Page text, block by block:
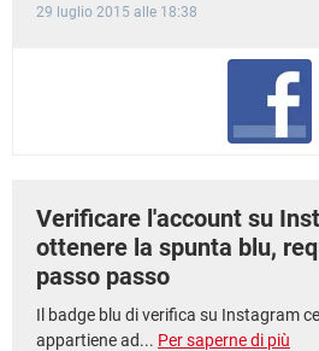
29 luglio 2015 alle 18:38
Verificare l'account su
ottenere la spunta blu,
passo passo
Il badge blu di verifica su Instagram
appartiene ad... Per saperne di più